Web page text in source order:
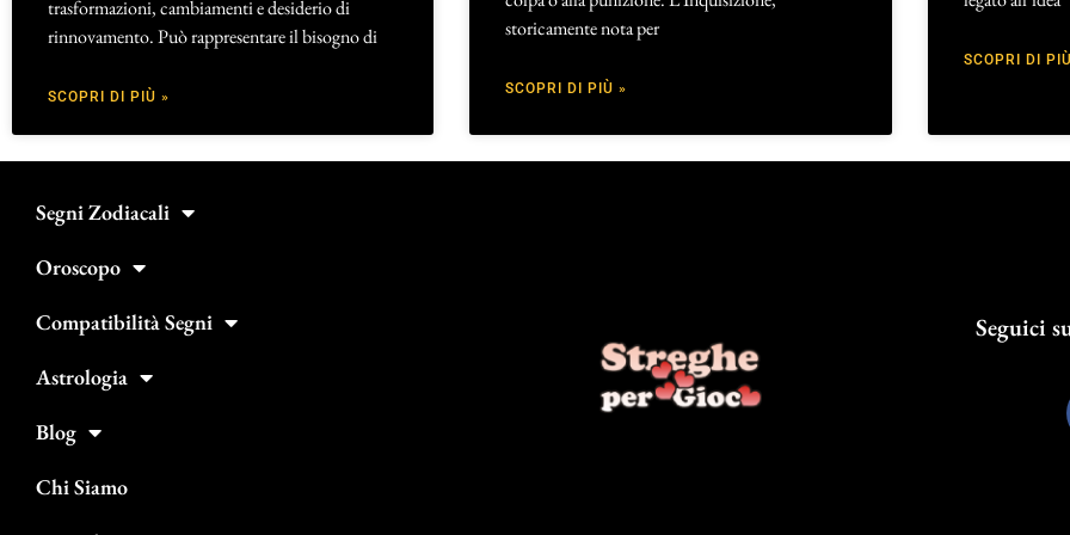
trasformazioni, cambiamenti e desiderio di
rinnovamento. Può rappresentare il bisogno di
SCOPRI DI PIÙ »
storicamente nota per
SCOPRI DI PIÙ »
SCOPRI DI
Segni Zodiacali
Oroscopo
Compatibilità Segni
Astrologia
Blog
Chi Siamo
Seguici